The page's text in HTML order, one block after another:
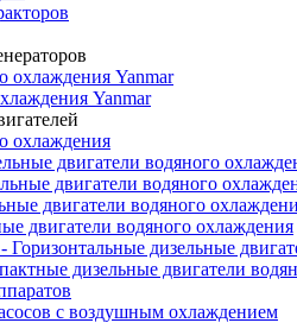
охлаждения Yanmar
Yanmar
охлаждения
двигатели водяного
двигатели водяного
двигатели водяного
двигатели водяного охлаждения
Горизонтальные дизельные
дизельные двигатели
с воздушным охлаждением